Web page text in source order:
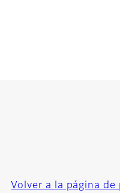
Volver a la página